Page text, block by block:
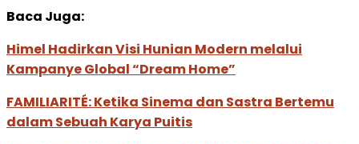
Baca Juga:
Himel Hadirkan Visi Hunian Modern melalui
Kampanye Global “Dream Home”
FAMILIARITÉ: Ketika Sinema dan Sastra Bertemu
dalam Sebuah Karya Puitis